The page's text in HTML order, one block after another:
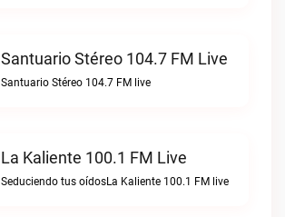
Santuario Stéreo 104.7 FM Live
Santuario Stéreo 104.7 FM live
La Kaliente 100.1 FM Live
Seduciendo tus oídosLa Kaliente 100.1 FM live